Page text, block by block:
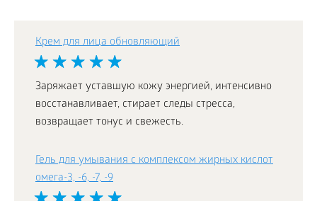
Крем для лица обновляющий
Заряжает уставшую кожу энергией, интенсивно
восстанавливает, стирает следы стресса,
возвращает тонус и свежесть.
Гель для умывания с комплексом жирных кислот
омега-3, -6, -7, -9